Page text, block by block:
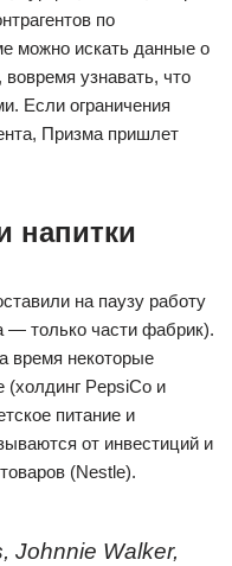
по
можно искать данные о
узнавать, что
Если ограничения
Призма пришлет
напитки
на паузу работу
— только части фабрик).
время некоторые
(холдинг PepsiCo и
питание и
от инвестиций и
(Nestle).
Johnnie Walker,